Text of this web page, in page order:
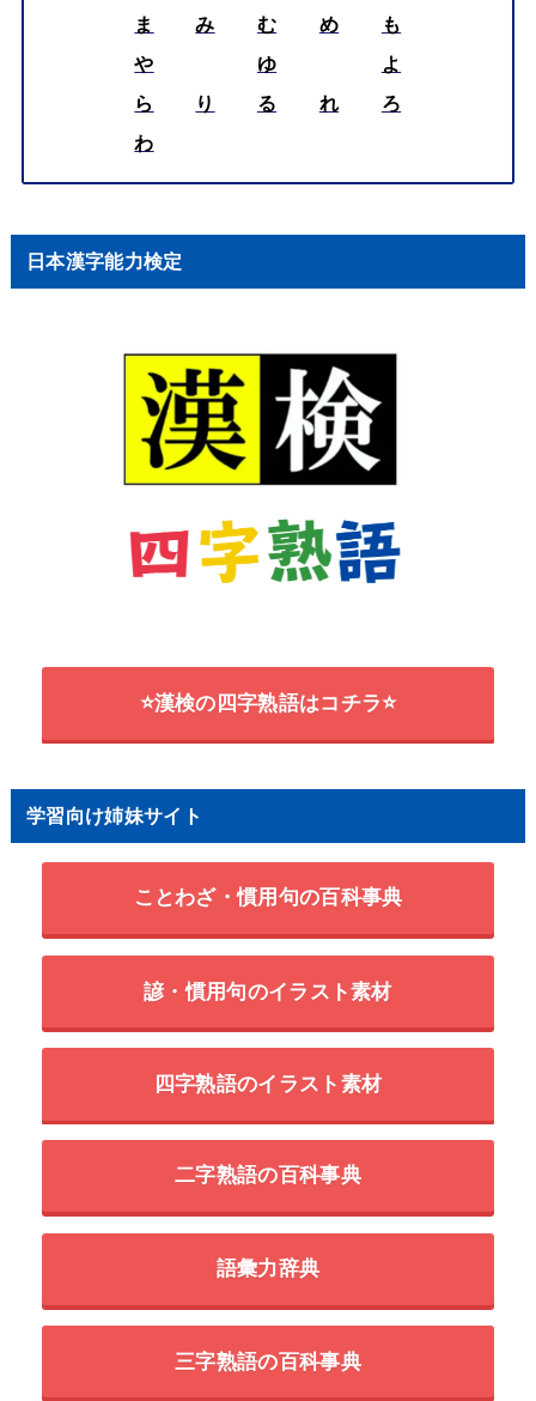
ま
み む め
も
や
ゆ
よ
ら
り る れ
ろ
わ
日本漢字能力検定
⭐漢検の四字熟語はコチラ⭐
学習向け姉妹サイト
ことわざ・慣用句の百科事典
諺・慣用句のイラスト素材
四字熟語のイラスト素材
二字熟語の百科事典
語彙力辞典
三字熟語の百科事典